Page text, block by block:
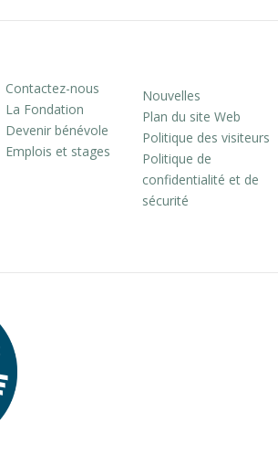
Contactez-nous
La Fondation
Devenir bénévole
Emplois et stages
Nouvelles
Plan du site Web
Politique des visiteurs
Politique de
confidentialité et de
sécurité